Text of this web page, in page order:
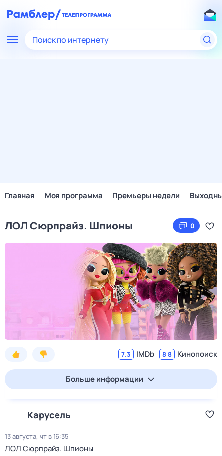
Поиск по интернету
Главная Моя программа Премьеры недели
ЛОЛ Сюрпрайз. Шпионы 0
7.3 IMDb 8.8 Кинопоиск
Больше информации
Карусель
13 августа, чт в 16:35
ЛОЛ Сюрпрайз. Шпионы